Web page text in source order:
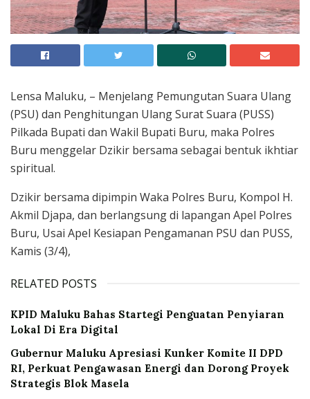
Lensa Maluku, – Menjelang Pemungutan Suara Ulang
(PSU) dan Penghitungan Ulang Surat Suara (PUSS)
Pilkada Bupati dan Wakil Bupati Buru, maka Polres
Buru menggelar Dzikir bersama sebagai bentuk ikhtiar
spiritual.
Dzikir bersama dipimpin Waka Polres Buru, Kompol H.
Akmil Djapa, dan berlangsung di lapangan Apel Polres
Buru, Usai Apel Kesiapan Pengamanan PSU dan PUSS,
Kamis (3/4),
RELATED POSTS
KPID Maluku Bahas Startegi Penguatan Penyiaran
Lokal Di Era Digital
Gubernur Maluku Apresiasi Kunker Komite II DPD
RI, Perkuat Pengawasan Energi dan Dorong Proyek
Strategis Blok Masela